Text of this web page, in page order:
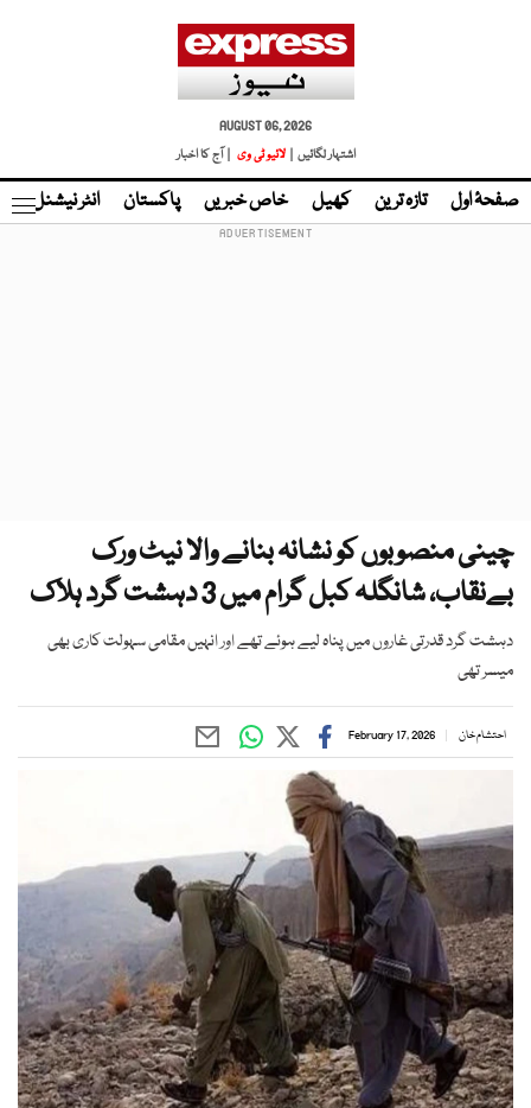
AUGUST 06, 2026
اشتہار لگائیں |
لائیو ٹی وی | آج کا اخبار
صفحۂ اول تازہ ترین کھیل خاص خبریں پاکستان انٹر نیشنل
چینی منصوبوں کو نشانہ بنانے والا نیٹ ورک
بےنقاب، شانگلہ کبل گرام میں 3 دہشت گرد ہلاک
دہشت گرد قدرتی غاروں میں پناہ لیے ہوئے تھے اور انہیں مقامی سہولت کاری بھی
میسر تھی
احتشام خان February 17, 2026